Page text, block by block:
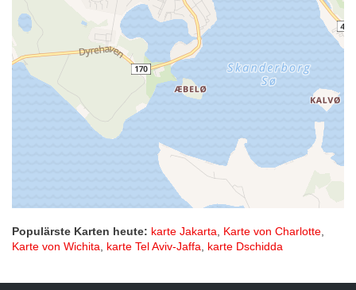
Populärste Karten heute: karte Jakarta, Karte von Charlotte,
Karte von Wichita, karte Tel Aviv-Jaffa, karte Dschidda